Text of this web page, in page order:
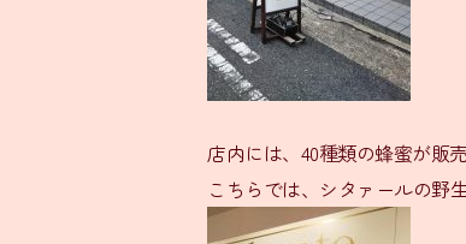
店内には、40種類の蜂蜜が販
こちらでは、シタァールの野